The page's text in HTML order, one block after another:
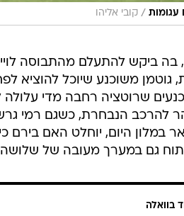
עגומות / קובי אליהו
בה ביקש להתעלם מהתבוסה
גוטמן משוכנע שיוכל להוציא
שרוטציה רחבה מדי
להרכב הנבחרת, כשגם רמי
במלון היום, יוחלט האם בירם
גם במערך מעובה של שלושה
בוואלה